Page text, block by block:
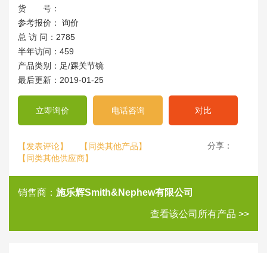
货 号：
参考报价： 询价
总 访 问：2785
半年访问：459
产品类别：足/踝关节镜
最后更新：2019-01-25
立即询价 电话咨询 对比
【发表评论】
【同类其他产品】
【同类其他供应商】
分享：
销售商： 施乐辉Smith&Nephew有限公司
查看该公司所有产品 >>